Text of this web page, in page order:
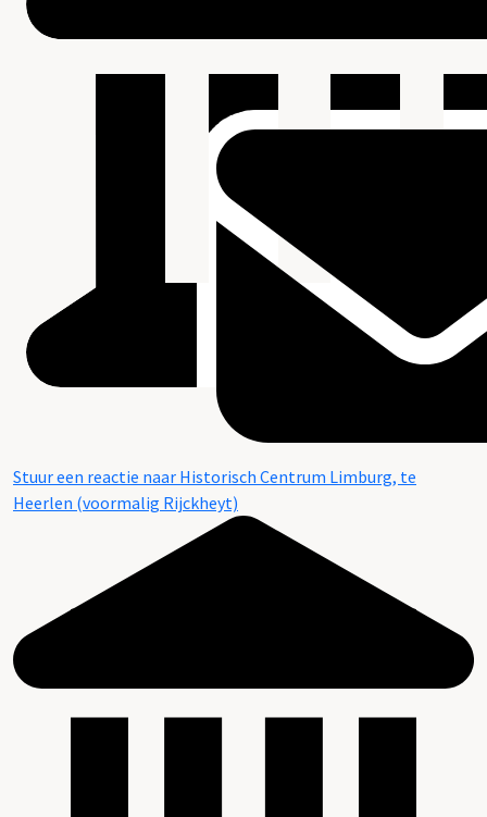
Stuur een reactie naar Historisch Centrum Limburg, te
Heerlen (voormalig Rijckheyt)